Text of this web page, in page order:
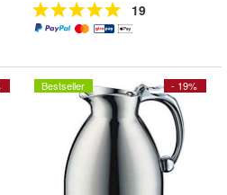
19
- 19%
Bestseller